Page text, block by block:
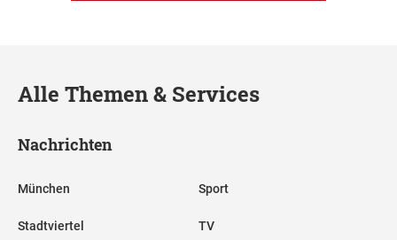
Alle Themen & Services
Nachrichten
München
Stadtviertel
Sport
TV